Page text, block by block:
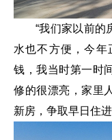
“我们家以前的
水也不方便，今年
钱，我当时第一时
修的很漂亮，家里
新房，争取早日住